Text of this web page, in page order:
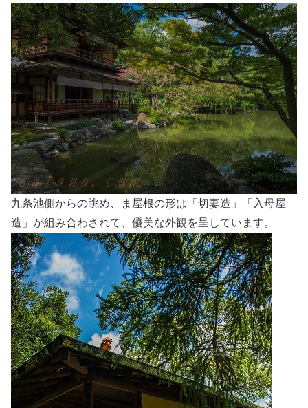
九条池側からの眺め、ま屋根の形は「切妻造」「入母屋
造」が組み合わされて、優美な外観を呈しています。